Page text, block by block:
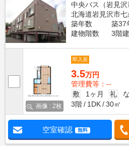
中央バス（岩見
北海道岩見沢市七
築年数
築37
建物階数
3階建
画像 : 2枚
即入居
3.5万円
管理費等：--
敷
1ヶ月 礼
3階
1DK 30㎡
空室確認 無料